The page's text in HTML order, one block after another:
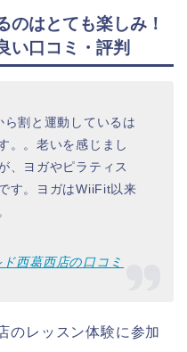
のはとても楽しみ！
い口コミ・評判
割と運動しているは
。。老いを感じまし
、ヨガやピラティス
す。ヨガはWiiFit以来
西葛西店の口コミ
のレッスン体験に参加